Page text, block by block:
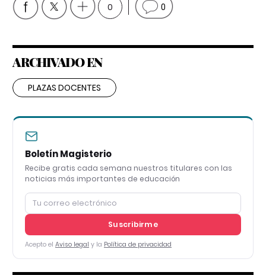
0 0
ARCHIVADO EN
PLAZAS DOCENTES
Boletín Magisterio
Recibe gratis cada semana nuestros titulares con las
noticias más importantes de educación
Suscribirme
Acepto el Aviso legal y la Política de privacidad